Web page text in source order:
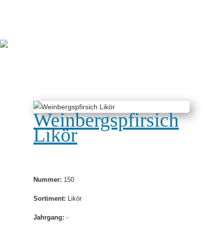
Weinbergspfirsich
Likör
Nummer: 150
Sortiment: Likör
Jahrgang: -